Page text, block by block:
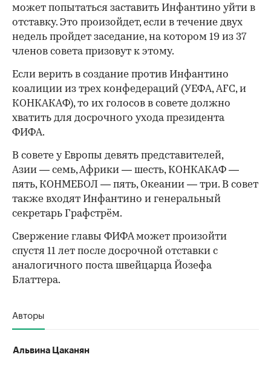
может попытаться заставить Инфантино уйти в
отставку. Это произойдет, если в течение двух
недель пройдет заседание, на котором 19 из 37
членов совета призовут к этому.
Если верить в создание против Инфантино
коалиции из трех конфедераций (УЕФА, AFC, и
КОНКАКАФ), то их голосов в совете должно
хватить для досрочного ухода президента
ФИФА.
В совете у Европы девять представителей,
Азии — семь, Африки — шесть, КОНКАКАФ —
пять, КОНМЕБОЛ — пять, Океании — три. В совет
также входят Инфантино и генеральный
секретарь Графстрём.
Свержение главы ФИФА может произойти
спустя 11 лет после досрочной отставки с
аналогичного поста швейцарца Йозефа
Блаттера.
Авторы
Альвина Цаканян